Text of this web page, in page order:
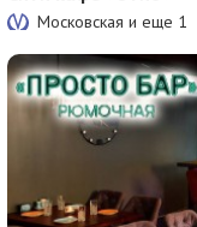
Московская и еще 1